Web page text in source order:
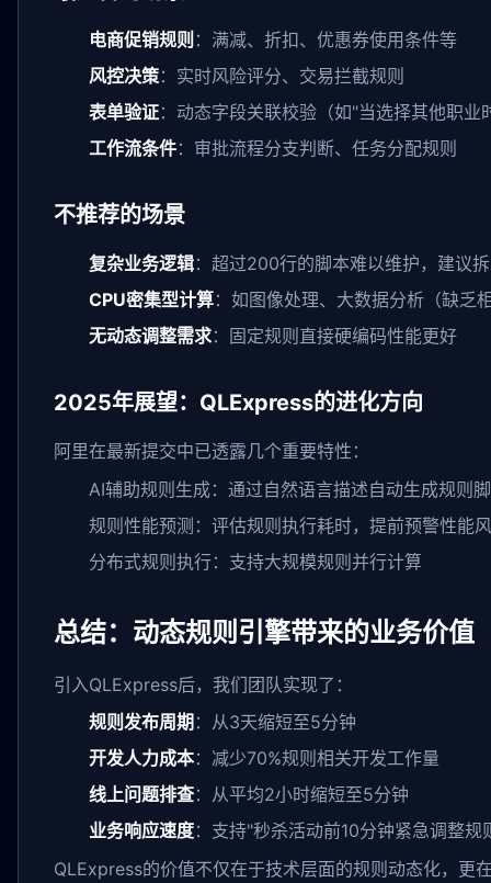
电商促销规则 ：满减、折扣、优惠券使用条件等
风控决策：实时风险评分、交易拦截规则
表单验证：动态字段关联校验（如"当选择其他职业
工作流条件：审批流程分支判断、任务分配规则
不推荐的场景
复杂业务逻辑：超过200行的脚本难以维护，建议
CPU密集型计算：如图像处理、大数据分析（缺乏
无动态调整需求：固定规则直接硬编码性能更好
2025年展望：QLExpress的进化方向
阿里在最新提交中已透露几个重要特性：
AI辅助规则生成：通过自然语言描述自动生成规则
规则性能预测：评估规则执行耗时，提前预警性能
分布式规则执行：支持大规模规则并行计算
总结：动态规则引擎带来的业务价值
引入QLExpress后，我们团队实现了：
规则发布周期 ：从3天缩短至5分钟
开发人力成本：减少70%规则相关开发工作量
线上问题排查：从平均2小时缩短至5分钟
业务响应速度：支持"秒杀活动前10分钟紧急调整规
QLExpress的价值不仅在于技术层面的规则动态化，更